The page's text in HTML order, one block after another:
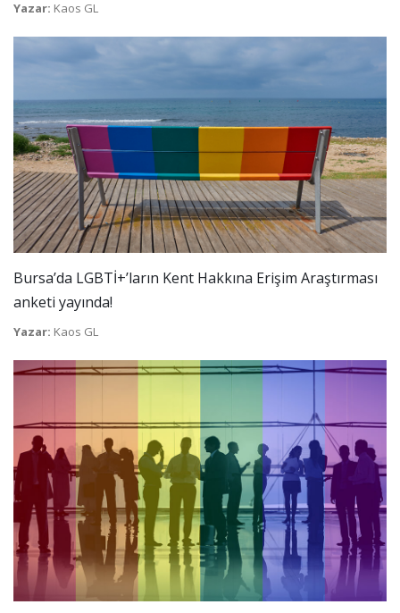
Yazar: Kaos GL
Bursa’da LGBTİ+’ların Kent Hakkına Erişim Araştırması
anketi yayında!
Yazar: Kaos GL